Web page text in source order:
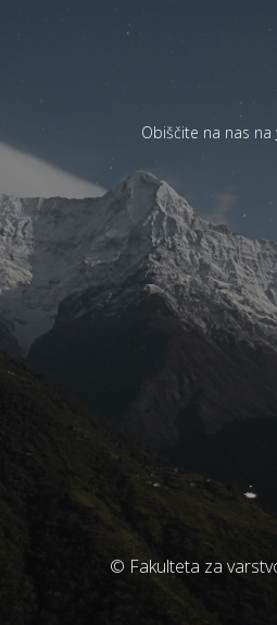
Obiščite na nas na
© Fakulteta za